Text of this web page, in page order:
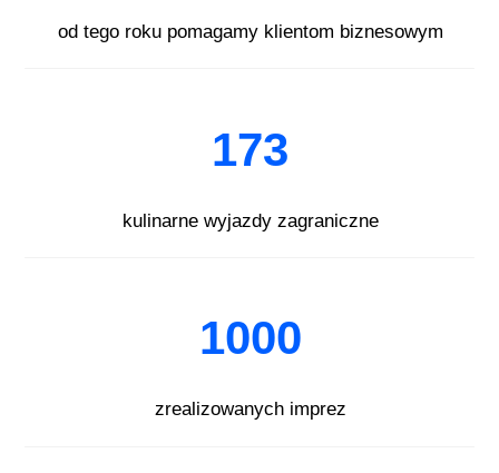
od tego roku pomagamy klientom biznesowym
173
kulinarne wyjazdy zagraniczne
1000
zrealizowanych imprez